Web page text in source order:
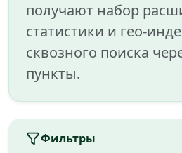
получают набор
статистики и гео-
сквозного поиска
пункты.
Фильтры